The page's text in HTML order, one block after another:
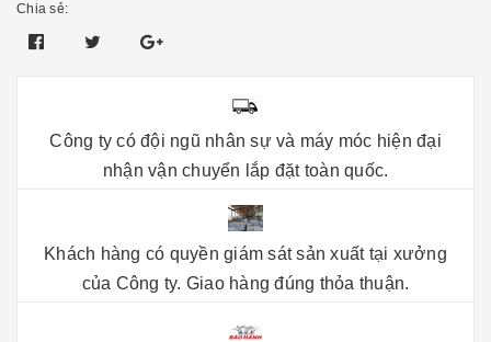
Chia sẻ:
Công ty có đội ngũ nhân sự và máy móc hiện đại
nhận vận chuyển lắp đặt toàn quốc.
Khách hàng có quyền giám sát sản xuất tại xưởng
của Công ty. Giao hàng đúng thỏa thuận.